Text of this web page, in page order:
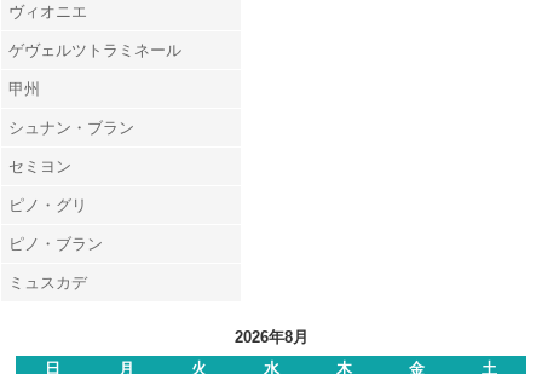
ヴィオニエ
ゲヴェルツトラミネール
甲州
シュナン・ブラン
セミヨン
ピノ・グリ
ピノ・ブラン
ミュスカデ
2026年8月
日
月 火 水 木 金
土